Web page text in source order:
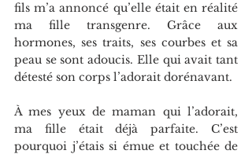
fils m’a annoncé qu’elle était en réalité
ma fille transgenre. Grâce aux
hormones, ses traits, ses courbes et sa
peau se sont adoucis. Elle qui avait tant
détesté son corps l’adorait dorénavant.
À mes yeux de maman qui l’adorait,
ma fille était déjà parfaite. C’est
pourquoi j’étais si émue et touchée de